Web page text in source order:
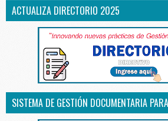
ACTUALIZA DIRECTORIO 2025
SISTEMA DE GESTIÓN DOCUMENTARIA